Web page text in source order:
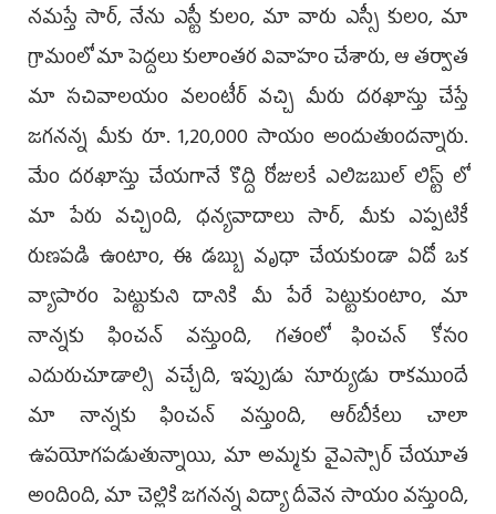
నమస్తే సార్, నేను ఎస్టీ కులం, మా వారు ఎస్సీ కులం, మా
గ్రామంలో మా పెద్దలు కులాంతర వివాహం చేశారు, ఆ తర్వాత
మా సచివాలయం వలంటీర్‌ వచ్చి మీరు దరఖాస్తు చేస్తే
జగనన్న మీకు రూ. 1,20,000 సాయం అందుతుందన్నారు.
మేం దరఖాస్తు చేయగానే కొద్ది రోజులకే ఎలిజబుల్‌ లిస్ట్‌ లో
మా పేరు వచ్చింది, ధన్యవాదాలు సార్, మీకు ఎప్పటికీ
రుణపడి ఉంటాం, ఈ డబ్బు వృధా చేయకుండా ఏదో ఒక
వ్యాపారం పెట్టుకుని దానికి మీ పేరే పెట్టుకుంటాం, మా
నాన్నకు ఫించన్‌ వస్తుంది, గతంలో ఫించన్‌ కోసం
ఎదురుచూడాల్సి వచ్చేది, ఇప్పుడు సూర్యుడు రాకముందే
మా నాన్నకు ఫించన్‌ వస్తుంది, ఆర్‌బీకేలు చాలా
ఉపయోగపడుతున్నాయి, మా అమ్మకు వైఎస్సార్‌ చేయూత
అందింది, మా చెల్లికి జగనన్న విద్యా దీవెన సాయం వస్తుంది,